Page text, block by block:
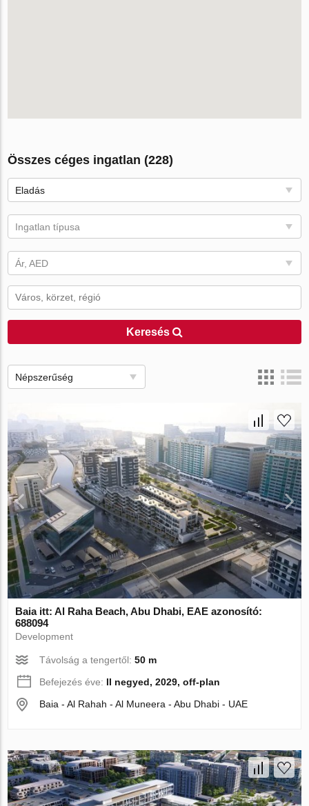
Összes céges ingatlan (228)
Eladás
Ingatlan típusa
Ár, AED
Keresés
Népszerűség
Baia itt: Al Raha Beach, Abu Dhabi, EAE azonosító:
688094
Development
Távolság a tengertől:50 m
Befejezés éve: II negyed, 2029, off-plan
Baia - Al Rahah - Al Muneera - Abu Dhabi - UAE